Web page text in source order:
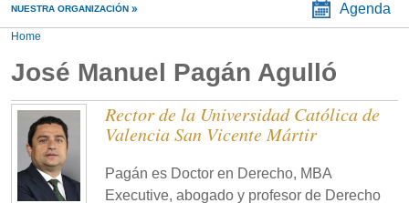
NUESTRA ORGANIZACIÓN Agenda
Home
José Manuel Pagán Agulló
Rector de la Universidad Católica de
Valencia San Vicente Mártir
Pagán es Doctor en Derecho, MBA
Executive, abogado y profesor de Derecho